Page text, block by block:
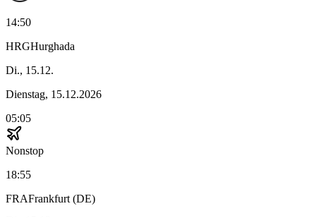
14:50
HRGHurghada
Di., 15.12.
Dienstag, 15.12.2026
05:05
Nonstop
18:55
FRAFrankfurt (DE)